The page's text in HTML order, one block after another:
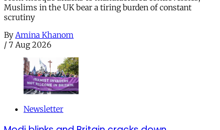
Muslims in the UK bear a tiring burden of constant
scrutiny
By Amina Khanom
/ 7 Aug 2026
Newsletter